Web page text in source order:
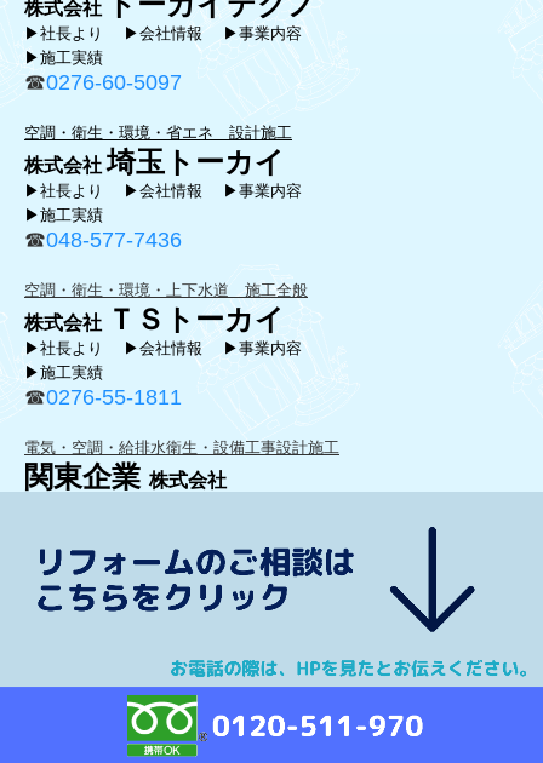
株式会社
▶社長より ▶会社情報
▶事業内容
▶施工実績
☎0276-60-5097
空調・衛生・環境・省エネ 設計施工
株式会社 埼玉トーカイ
▶社長より ▶会社情報
▶事業内容
▶施工実績
☎048-577-7436
空調・衛生・環境・上下水道 施工全般
株式会社 ＴＳトーカイ
▶社長より ▶会社情報
▶事業内容
▶施工実績
☎0276-55-1811
電気・空調・給排水衛生・設備工事設計施工
関東企業 株式会社
☎ 027-326-8500
―――――――――――――――――――――――――――――――
――――――――――――――――――――――――――――